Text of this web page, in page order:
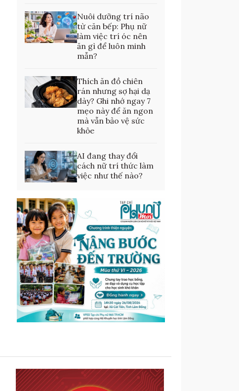
Nuôi dưỡng trí não
từ căn bếp: Phụ nữ
làm việc trí óc nên
ăn gì để luôn minh
mẫn?
Thích ăn đồ chiên
rán nhưng sợ hại dạ
dày? Ghi nhớ ngay 7
mẹo này để ăn ngon
mà vẫn bảo vệ sức
khỏe
AI đang thay đổi
cách nữ trí thức làm
việc như thế nào?